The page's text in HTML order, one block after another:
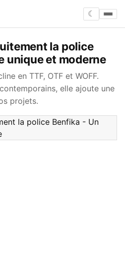
☾
la police
unique et moderne
en TTF, OTF et WOFF.
elle ajoute une
projets.